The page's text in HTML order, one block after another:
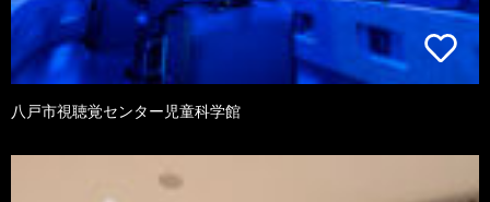
八戸市視聴覚センター児童科学館